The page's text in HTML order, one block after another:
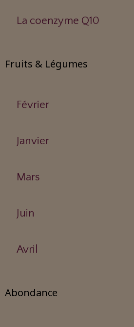
La coenzyme Q10
Fruits & Légumes
Février
Janvier
Mars
Juin
Avril
Abondance